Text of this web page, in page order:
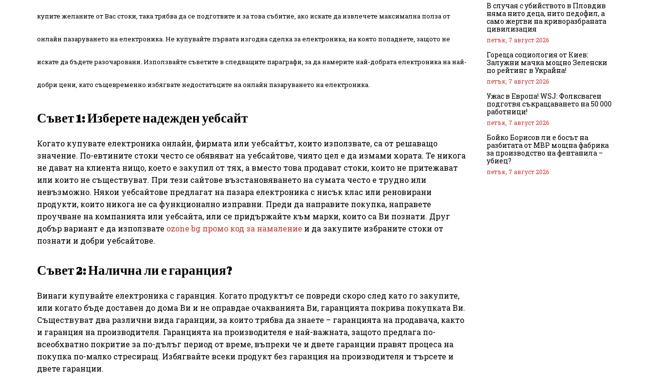
купите желаните от Вас стоки, така трябва да се подготвите и за това събитие, ако искате да извлечете максимална полза от
онлайн пазаруването на електроника. Не купувайте първата изгодна сделка за електроника, на която попаднете, защото не
искате да бъдете разочаровани. Използвайте съветите в следващите параграфи, за да намерите най-добрата електроника на най-
добри цени, като същевременно избягвате недостатъците на онлайн пазаруването на електроника.
Съвет 1: Изберете надежден уебсайт
Когато купувате електроника онлайн, фирмата или уебсайтът, които използвате, са от решаващо
значение. По-евтините стоки често се обявяват на уебсайтове, чиято цел е да измами хората. Те никога
не дават на клиента нищо, което е закупил от тях, а вместо това продават стоки, които не притежават
или които не съществуват. При тези сайтове възстановяването на сумата често е трудно или
невъзможно. Някои уебсайтове предлагат на пазара електроника с нисък клас или реновирани
продукти, които никога не са функционално изправни. Преди да направите покупка, направете
проучване на компанията или уебсайта, или се придържайте към марки, които са Ви познати. Друг
добър вариант е да използвате ozone bg промо код за намаление и да закупите избраните стоки от
познати и добри уебсайтове.
Съвет 2: Налична ли е гаранция?
Винаги купувайте електроника с гаранция. Когато продуктът се повреди скоро след като го закупите,
или когато бъде доставен до дома Ви и не оправдае очакванията Ви, гаранцията покрива покупката Ви.
Съществуват два различни вида гаранции, за които трябва да знаете – гаранцията на продавача, както
и гаранция на производителя. Гаранцията на производителя е най-важната, защото предлага по-
всеобхватно покритие за по-дълъг период от време, въпреки че и двете гаранции правят процеса на
покупка по-малко стресиращ. Избягвайте всеки продукт без гаранция на производителя и търсете и
двете гаранции.
В случая с убийството в Пловдив
няма нито деца, нито педофил, а
само жертви на криворазбраната
цивилизация
петък, 7 август 2026
Гореща социология от Киев:
Залужни мачка мощно Зеленски
по рейтинг в Украйна!
петък, 7 август 2026
Ужас в Европа! WSJ: Фолксваген
подготвя съкращаването на 50 000
работници!
петък, 7 август 2026
Бойко Борисов ли е босът на
разбитата от МВР мощна фабрика
за производство на фентанила –
убиец?
петък, 7 август 2026